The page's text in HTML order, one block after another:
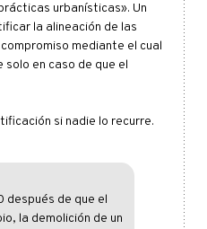
urbanísticas». Un
la alineación de las
mediante el cual
en caso de que el
si nadie lo recurre.
después de que el
la demolición de un